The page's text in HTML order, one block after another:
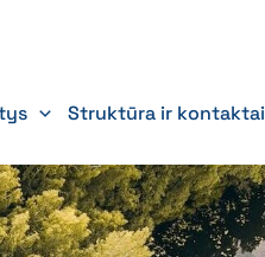
Struktūra ir kontaktai